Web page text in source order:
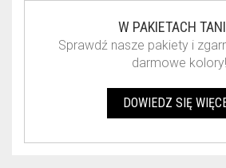
W PAKIETACH
Sprawdź nasze pakiety i
darmowe kolory!
DOWIEDZ SIĘ